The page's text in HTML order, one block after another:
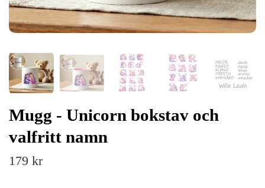
Mugg - Unicorn bokstav och
valfritt namn
179 kr